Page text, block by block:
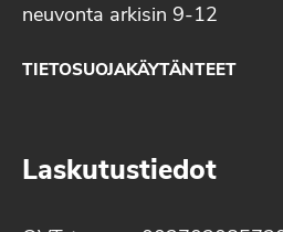
neuvonta arkisin 9-12
TIETOSUOJAKÄYTÄNTEET
Laskutustiedot